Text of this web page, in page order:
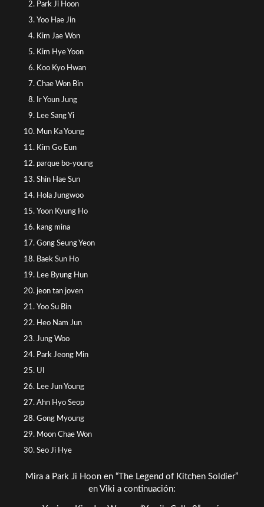
Park Ji Hoon
Yoo Hae Jin
Kim Jae Won
Kim Hye Yoon
Koo Kyo Hwan
Chae Won Bin
Ir Youn Jung
Lee Sang Yi
Mun Ka Young
Kim Go Eun
parque bo-young
Shin Hae Sun
Hola Jungwoo
Yoon Kyung Ho
kang mina
Gong Seung Yeon
Baek Sun Ho
Lee Byung Hun
jeon tan joven
Yoo Su Bin
Heo Nam Jun
Jung Woo
Park Jeong Min
UI
Lee Jun Young
Ahn Hyo Seop
Gong Myoung
Moon Chae Won
Seo Ji Hye
Mira a Park Ji Hoon en “The Legend of Kitchen Soldier”
en Viki a continuación: